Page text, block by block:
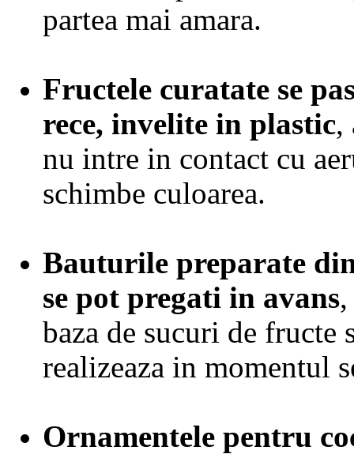
partea mai amara.
Fructele curatate se
rece, invelite in plastic,
nu intre in contact cu
schimbe culoarea.
Bauturile preparate
se pot pregati in avans
baza de sucuri de fructe
realizeaza in momentul
Ornamentele pentru